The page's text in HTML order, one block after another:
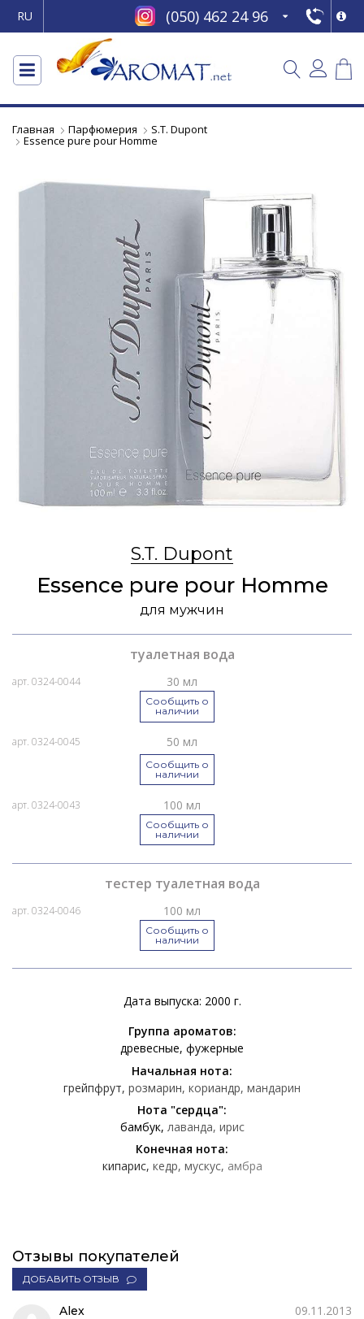
RU (050) 462 24 96
Главная Парфюмерия S.T. Dupont
Essence pure pour Homme
S.T. Dupont
Essence pure pour Homme
для мужчин
туалетная вода
арт. 0324-0044 30 мл
Сообщить о
наличии
арт. 0324-0045 50 мл
Сообщить о
наличии
арт. 0324-0043 100 мл
Сообщить о
наличии
тестер туалетная вода
арт. 0324-0046 100 мл
Сообщить о
наличии
Дата выпуска: 2000 г.
Группа ароматов:
древесные фужерные
Начальная нота:
грейпфрут розмарин кориандр мандарин
Нота "сердца":
бамбук лаванда ирис
Конечная нота:
кипарис кедр мускус амбра
Отзывы покупателей
ДОБАВИТЬ ОТЗЫВ
Alex
09.11.2013